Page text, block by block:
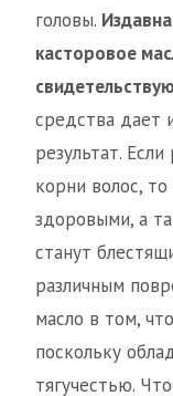
головы.
касторовое
средства дает
результат.
корни волос,
здоровыми, а
станут
различным
масло в том,
поскольку
тягучестью.